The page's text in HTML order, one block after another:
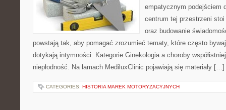
empatycznym podejściem
centrum tej przestrzeni
oraz budowanie
powstają tak, aby pomagać zrozumieć tematy, które często
dotykają intymności. Kategorie Ginekologia a choroby
niepłodność. Na łamach MediluxClinic pojawiają się materiały […]
CATEGORIES: HISTORIA MAREK MOTORYZACYJNYCH